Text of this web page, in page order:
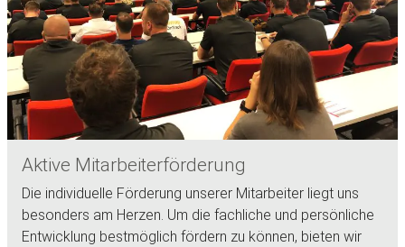
Aktive Mitarbeiterförderung
Die individuelle Förderung unserer Mitarbeiter liegt uns
besonders am Herzen. Um die fachliche und persönliche
Entwicklung bestmöglich fördern zu können, bieten wir